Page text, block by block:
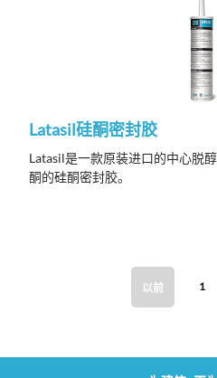
Latasil硅酮密封胶
Latasil是一款原装进口的中心脱
酮的硅酮密封胶。
以前 1